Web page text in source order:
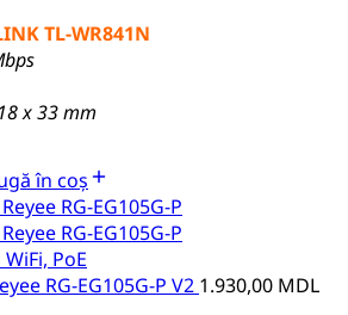
TL-WR841N
x 33 mm
în coș
PoE
RG-EG105G-P V2 1.930,00 MDL